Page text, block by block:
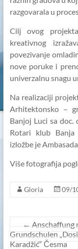
razgovarala u
Cilj ovog
kreativnog
povezivanje
nove poruke i
univerzalnu snagu
Na realizaciji
Arhitektonsko –
Banjoj Luci sa
Rotari klub
izložbe je
Više fotografija
Gloria 09/
← Anschaffung
Grundschulen
Karadžić“ Česma